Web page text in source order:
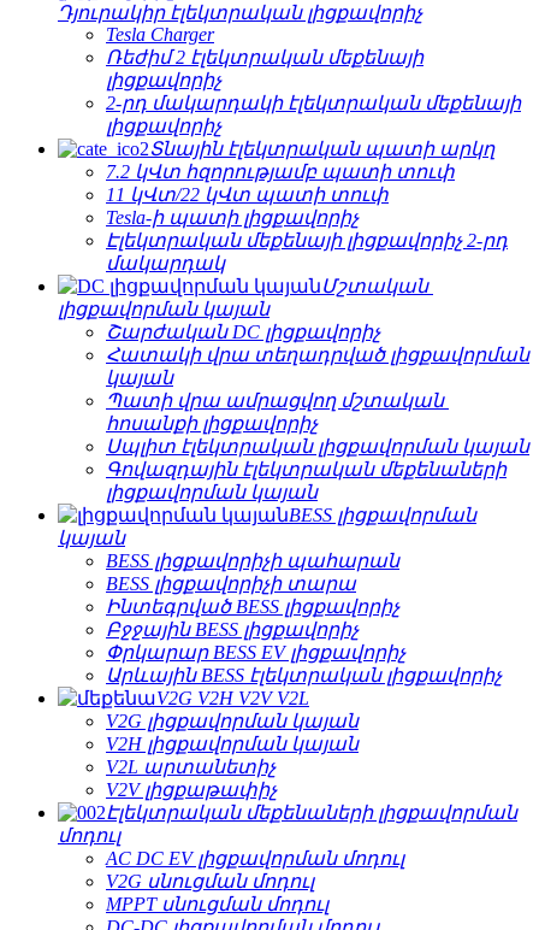
Դյուրակիր էլեկտրական լիցքավորիչ
Tesla Charger
Ռեժիմ 2 էլեկտրական մեքենայի
լիցքավորիչ
2-րդ մակարդակի էլեկտրական մեքենայի
լիցքավորիչ
Տնային էլեկտրական պատի արկղ
7.2 կՎտ հզորությամբ պատի տուփ
11 կՎտ/22 կՎտ պատի տուփ
Tesla-ի պատի լիցքավորիչ
Էլեկտրական մեքենայի լիցքավորիչ 2-րդ
մակարդակ
Մշտական ​​
լիցքավորման կայան
Շարժական DC լիցքավորիչ
Հատակի վրա տեղադրված լիցքավորման
կայան
Պատի վրա ամրացվող մշտական ​​
հոսանքի լիցքավորիչ
Սպլիտ էլեկտրական լիցքավորման կայան
Գովազդային էլեկտրական մեքենաների
լիցքավորման կայան
BESS լիցքավորման
կայան
BESS լիցքավորիչի պահարան
BESS լիցքավորիչի տարա
Ինտեգրված BESS լիցքավորիչ
Բջջային BESS լիցքավորիչ
Փրկարար BESS EV լիցքավորիչ
Արևային BESS էլեկտրական լիցքավորիչ
V2G V2H V2V V2L
V2G լիցքավորման կայան
V2H լիցքավորման կայան
V2L արտանետիչ
V2V լիցքաթափիչ
Էլեկտրական մեքենաների լիցքավորման
մոդուլ
AC DC EV լիցքավորման մոդուլ
V2G սնուցման մոդուլ
MPPT սնուցման մոդուլ